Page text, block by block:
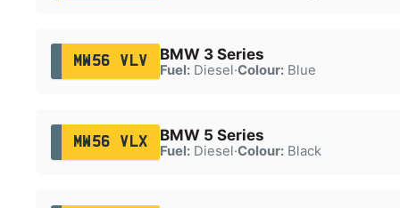
MW56 VLV BMW 3 Series
Fuel:Diesel·Colour:Blue
MW56 VLX BMW 5 Series
Fuel:Diesel·Colour:Black